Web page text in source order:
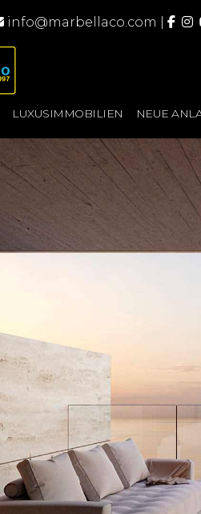
info@marbellaco.com
LUXUSIMMOBILIEN NEUE